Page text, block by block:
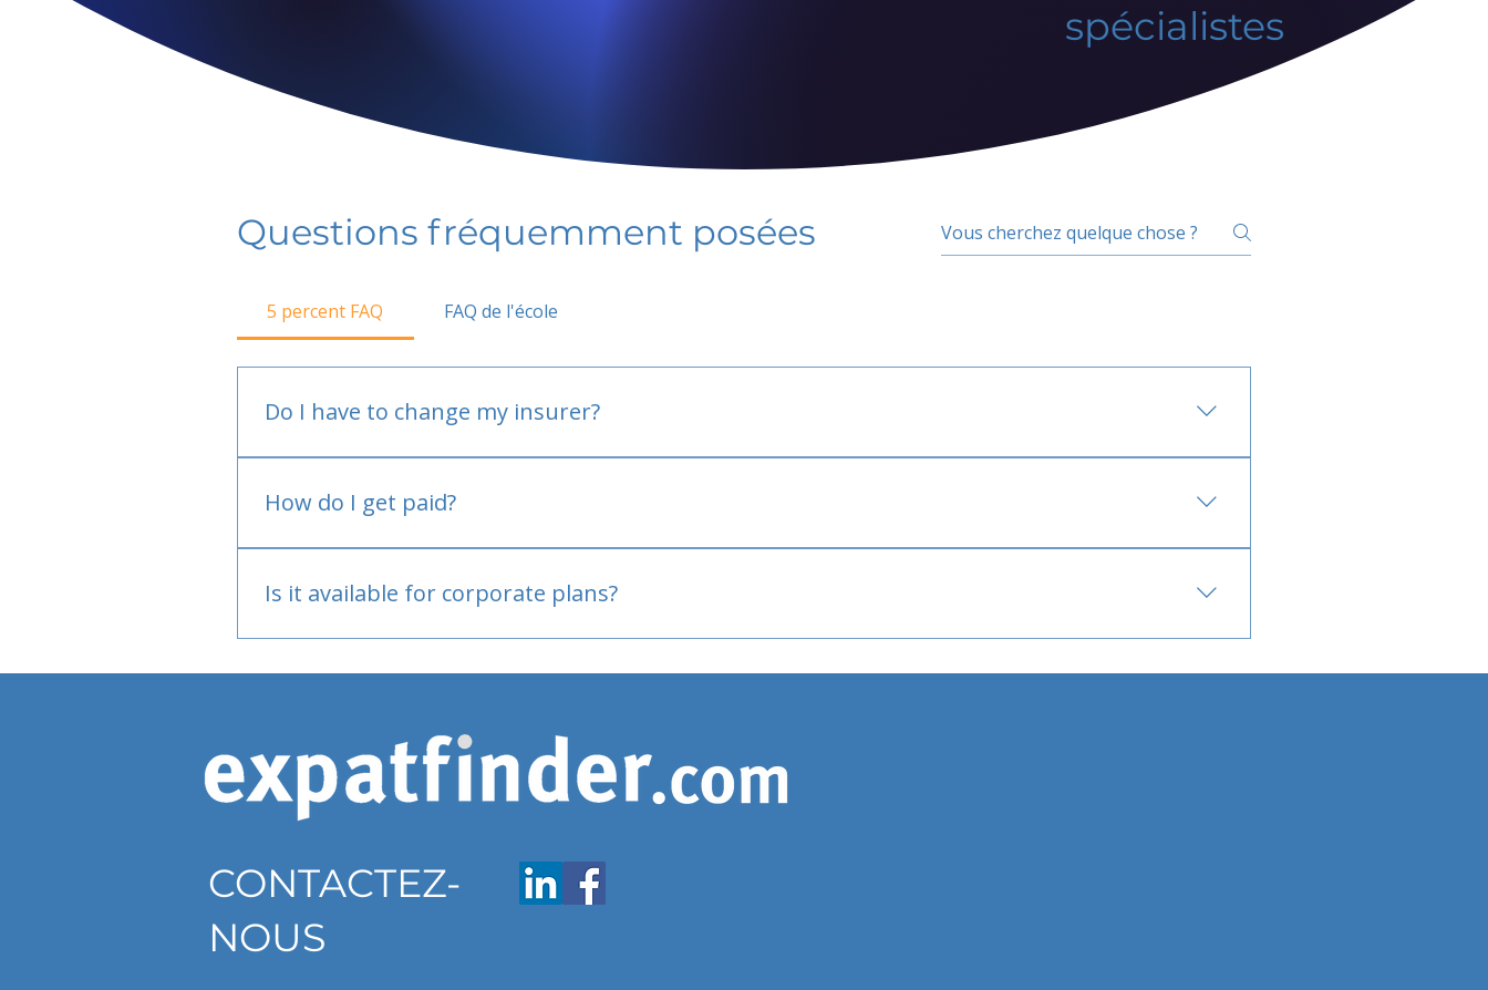
spécialistes
Questions fréquemment posées
5 percent FAQ FAQ de l'école
Do I have to change my insurer?
How do I get paid?
Is it available for corporate plans?
CONTACTEZ-
NOUS